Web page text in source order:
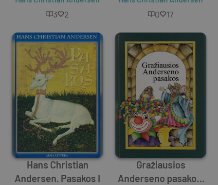
3 2 0 17
Hans Christian
Andersen. Pasakos I
Gražiausios
Anderseno pasakos.